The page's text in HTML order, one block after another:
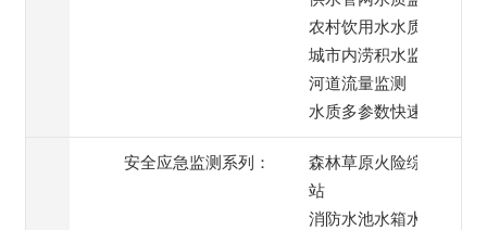
农村饮用水水质监测
城市内涝积水监测
河道流量监测
水质多参数快速检测
安全应急监测系列：
森林草原火险综合监测
站
消防水池水箱水位监测